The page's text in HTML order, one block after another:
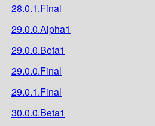
28.0.1.Final
29.0.0.Alpha1
29.0.0.Beta1
29.0.0.Final
29.0.1.Final
30.0.0.Beta1